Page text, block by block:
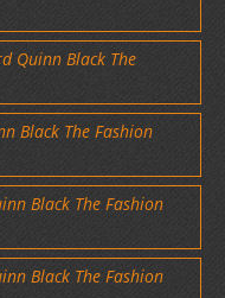
Quinn Black The
Black The Fashion
Black The Fashion
Black The Fashion